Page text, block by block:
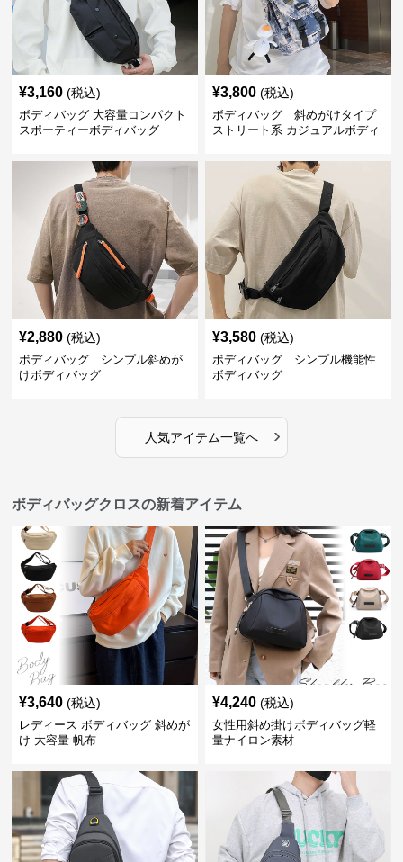
¥3,160 (税込)
ボディバッグ 大容量コンパクト
スポーティーボディバッグ
¥3,800 (税込)
ボディバッグ 斜めがけタイプ
ストリート系 カジュアルボディ
¥2,880 (税込)
ボディバッグ シンプル斜めが
けボディバッグ
¥3,580 (税込)
ボディバッグ シンプル機能性
ボディバッグ
人気アイテム一覧へ ›
ボディバッグクロスの新着アイテム
¥3,640 (税込)
レディース ボディバッグ 斜めが
け 大容量 帆布
¥4,240 (税込)
女性用斜め掛けボディバッグ軽
量ナイロン素材